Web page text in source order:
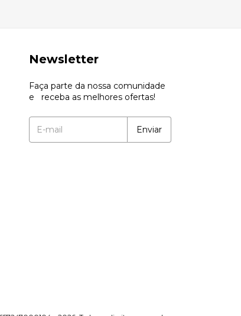
Newsletter
Faça parte da nossa comunidade
e receba as melhores ofertas!